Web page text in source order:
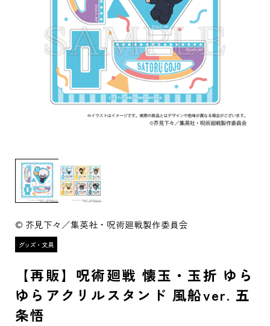
© 芥見下々／集英社・呪術廻戦製作委員会
【再販】呪術廻戦 懐玉・玉折 ゆら
ゆらアクリルスタンド 風船ver. 五
条悟